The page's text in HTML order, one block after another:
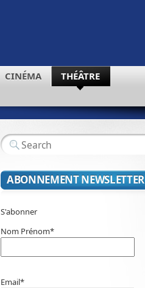
CINÉMA
THÉÂTRE
ABONNEMENT NEWSLETTER
S'abonner
Nom Prénom*
Email*